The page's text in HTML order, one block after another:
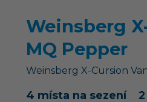
Weinsberg
MQ Pepper
Weinsberg X-Cursion
4 místa na sezení